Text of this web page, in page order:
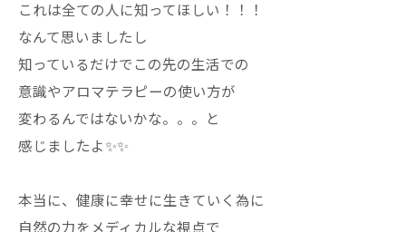
これは全ての人に知ってほしい！！！
なんて思いましたし
知っているだけでこの先の生活での
意識やアロマテラピーの使い方が
変わるんではないかな。。。と
感じましたよ✨✨
本当に、健康に幸せに生きていく為に
自然の力をメディカルな視点で